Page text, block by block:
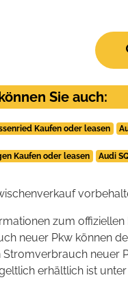
Sie auch:
Kaufen oder leasen
Kaufen oder leasen Audi
zum
neuer Pkw können
Stromverbrauch neuer
erhältlich ist